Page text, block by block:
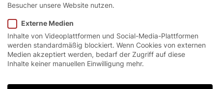
By loading the video, you agree to YouTube's privacy
policy.
Learn more
Load video
Besucher unsere Website nutzen.
Externe Medien
Inhalte von Videoplattformen und Social-Media-Plattformen
werden standardmäßig blockiert. Wenn Cookies von externen
Medien akzeptiert werden, bedarf der Zugriff auf diese
Inhalte keiner manuellen Einwilligung mehr.